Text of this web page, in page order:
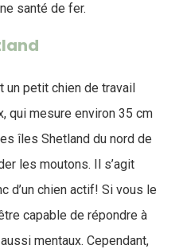
santé de fer.
un petit chien de travail
qui mesure environ 35 cm
îles Shetland du nord de
les moutons. Il s’agit
d’un chien actif! Si vous le
capable de répondre à
mentaux. Cependant,